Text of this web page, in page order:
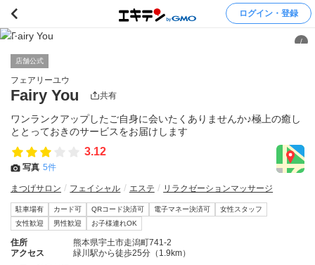
ログイン・登録
/
店舗公式
フェアリーユウ
Fairy You 共有
ワンランクアップしたご自身に会いたくありませんか♪極上の癒し
ととっておきのサービスをお届けします
3.12
写真 5件
まつげサロン フェイシャル エステ リラクゼーションマッサージ
駐車場有 カード可 QRコード決済可 電子マネー決済可
女性スタッフ
女性歓迎
男性歓迎 お子様連れOK
住所
熊本県宇土市走潟町741-2
アクセス
緑川駅から徒歩25分（1.9km）